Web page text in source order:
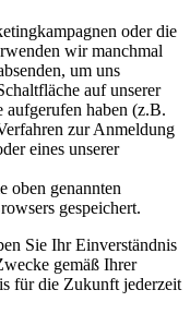
oder die
wir manchmal
um uns
auf unserer
aufgerufen haben (z.B.
zur Anmeldung
eines unserer
oben genannten
gespeichert.
Sie Ihr Einverständnis
gemäß Ihrer
für die Zukunft jederzeit